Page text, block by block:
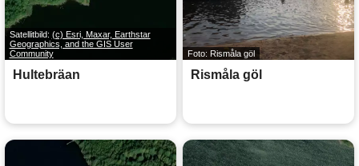
Satellitbild: (c) Esri, Maxar, Earthstar
Geographics, and the GIS User
Community
Hultebräan
Foto: Rismåla göl
Rismåla göl